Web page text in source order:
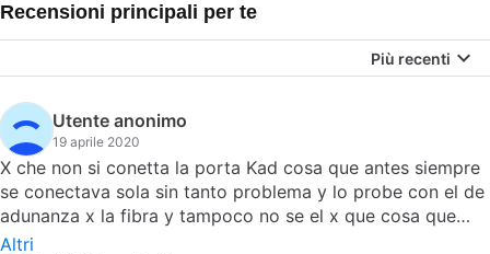
Recensioni principali per te
Più recenti
Utente anonimo
19 aprile 2020
X che non si conetta la porta Kad cosa que antes siempre
se conectava sola sin tanto problema y lo probe con el de
adunanza x la fibra y tampoco no se el x que cosa que
antes nuncatenia ese problema todavia con el o,47 que lo
Altri